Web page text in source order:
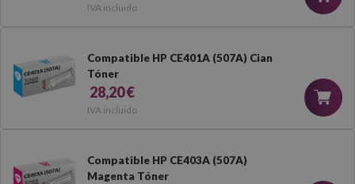
IVA incluido
Compatible HP CE401A (507A) Cian
Tóner
28,20 €
IVA incluido
Compatible HP CE403A (507A)
Magenta Tóner